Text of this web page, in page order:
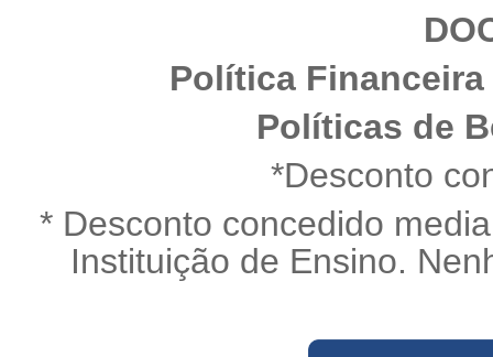
Política
Políticas de
*Desconto
* Desconto concedido
Instituição de Ensino.